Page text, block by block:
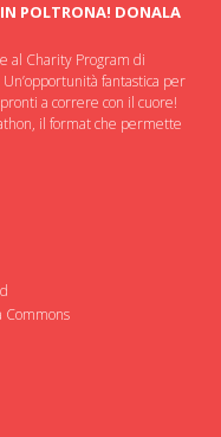
POLTRONA! DONALA
al Charity Program di
fantastica per
a correre con il cuore!
il format che permette